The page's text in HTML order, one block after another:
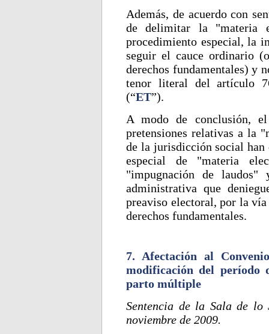
Además, de acuerdo con
de delimitar la "materia
procedimiento especial, la
seguir el cauce ordinario
derechos fundamentales) y
tenor literal del artículo
(“ET”).
A modo de conclusión,
pretensiones relativas a la
de la jurisdicción social han
especial de "materia
"impugnación de
administrativa que
preaviso electoral, por la
derechos fundamentales.
7. Afectación al
modificación del período
parto múltiple
Sentencia de la Sala de lo
noviembre de 2009.